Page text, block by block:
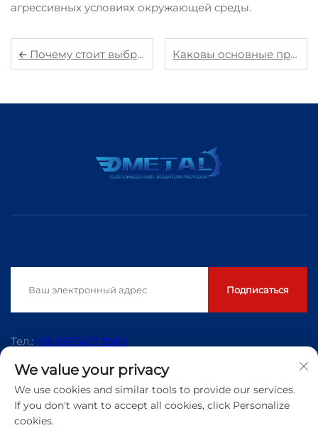
агрессивных условиях окружающей среды.
Почему стоит выбрать пластиковые инжекционные детали для сложных конструктивных решений? Каковы основные преимущества использования алюминиевых литых деталей?
Подписаться
Тел.:+86 183 5421 3960
Эл. почта:[email protected]
We value your privacy
We use cookies and similar tools to provide our services.
If you don't want to accept all cookies, click Personalize
cookies.